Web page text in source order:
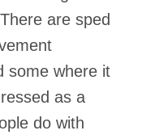
are sped
some where it
as a
do with